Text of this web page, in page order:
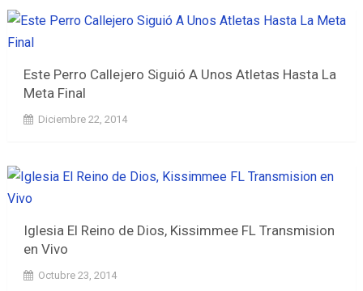
Este Perro Callejero Siguió A Unos Atletas Hasta La
Meta Final
Diciembre 22, 2014
Iglesia El Reino de Dios, Kissimmee FL Transmision
en Vivo
Octubre 23, 2014